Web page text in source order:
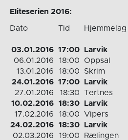
Eliteserien 2016:
Dato Tid Hjemmelag
03.01.2016 17:00 Larvik
06.01.2016
18:00 Oppsal
13.01.2016
18:00 Skrim
24.01.2016 17:00 Larvik
27.01.2016
18:30 Tertnes
10.02.2016
18:30 Larvik
17.02.2016
18:00 Vipers
24.02.2016
18:30 Larvik
02.03.2016
19:00 Rælingen